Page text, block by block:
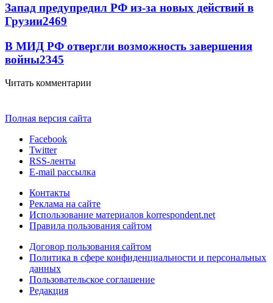
Запад предупредил РФ из-за новых действий в
Грузии2469
В МИД РФ отвергли возможность завершения
войны2345
Читать комментарии
Полная версия сайта
Facebook
Twitter
RSS-ленты
E-mail рассылка
Контакты
Реклама на сайте
Использование материалов korrespondent.net
Правила пользования сайтом
Договор пользования сайтом
Политика в сфере конфиденциальности и персональных
данных
Пользовательское соглашение
Редакция